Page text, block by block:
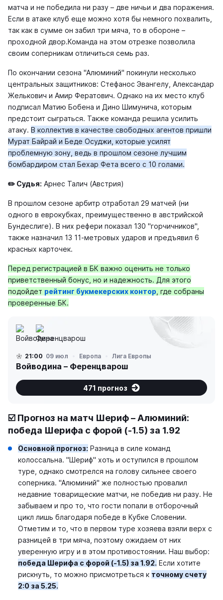
матча и не победила ни разу – две ничьи и два поражения.
Если в атаке клуб еще можно хотя бы немного похвалить,
так как в сумме он забил три мяча, то в обороне –
проходной двор.Команда на этом отрезке позволила
своим соперникам отличиться семь раз.
По окончании сезона "Алюминий" покинули несколько
центральных защитников: Стефанос Эвангелу, Александар
Желькович и Амир Фератович. Однако на их место клуб
подписал Матию Бобена и Дино Шимунича, которым
предстоит сыграться. Также команда решила усилить
атаку. В коллектив в качестве свободных агентов пришли
Мурат Байрай и Беде Осуджи, которые усилят
проблемную зону, ведь в прошлом сезоне лучшим
бомбардиром стал Бехар Фета всего с 10 голами.
✏️ Судья: Арнес Талич (Австрия)
В прошлом сезоне арбитр отработал 29 матчей (ни
одного в еврокубках, преимущественно в австрийской
Бундеслиге). В них рефери показал 130 "горчичников",
также назначил 13 11-метровых ударов и предъявил 6
красных карточек.
Перед регистрацией в БК важно оценить не только
приветственный бонус, но и надежность. Для этого
подойдет рейтинг букмекерских контор , где собраны
проверенные БК.
21:00 09 июл Европа Лига Европы
Войводина – Ференцварош
471 прогноз
☑️ Прогноз на матч Шериф – Алюминий:
победа Шерифа с форой (-1.5) за 1.92
Основной прогноз: Разница в силе команд
колоссальна. "Шериф" хоть и оступился в прошлом
туре, однако смотрелся на голову сильнее своего
соперника. "Алюминий" же полностью провалил
недавние товарищеские матчи, не победив ни разу. Не
забываем и про то, что гости попали в отборочный
цикл лишь благодаря победе в Кубке Словении.
Отметим и то, что в первом туре хозяева взяли верх с
разницей в три мяча, поэтому ожидаем от них
уверенную игру и в этом противостоянии. Наш выбор:
победа Шерифа с форой (-1.5) за 1.92. Если хотите
рискнуть, то можно присмотреться к точному счету
2:0 за 5.25.